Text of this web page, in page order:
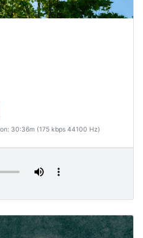
30:36m (175 kbps 44100 Hz)